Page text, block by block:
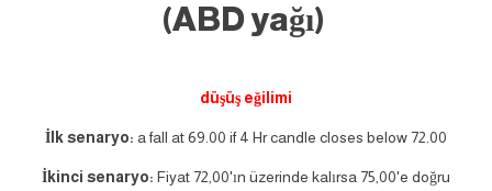
(ABD yağı)
düşüş eğilimi
İlk senaryo: a fall at 69.00 if 4 Hr candle closes below 72.00
İkinci senaryo: Fiyat 72,00'ın üzerinde kalırsa 75,00'e doğru